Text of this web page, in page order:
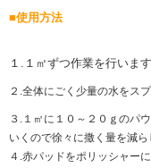
■使用方法
１.１㎡ずつ作業を行います
２.全体にごく少量の水をスプ
３.１㎡に１０～２０ｇのパ
いくので徐々に撒く量を減ら
４.赤パッドをポリッシャー